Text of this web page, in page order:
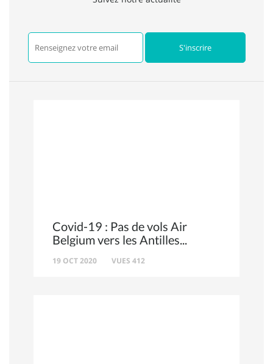
Covid-19 : Pas de vols Air
Belgium vers les Antilles
19 OCT 2020 VUES 412